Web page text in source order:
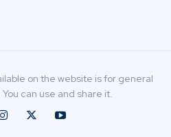
on the website is for general
can use and share it.